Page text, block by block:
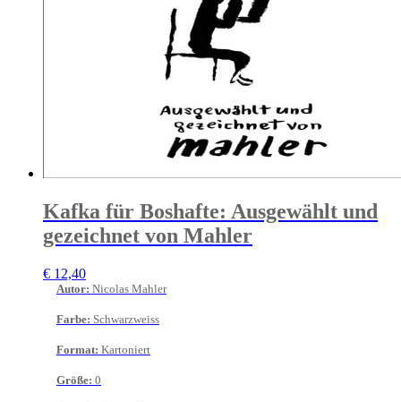
Kafka für Boshafte: Ausgewählt und
gezeichnet von Mahler
€ 12,40
Autor: Nicolas Mahler
Farbe: Schwarzweiss
Format: Kartoniert
Größe: 0